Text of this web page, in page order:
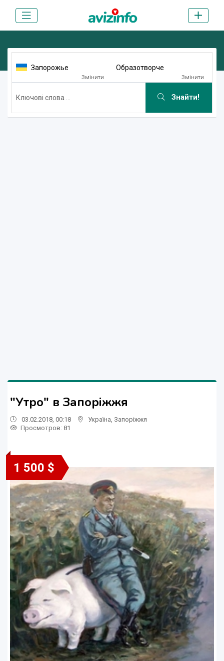
Запорожье
Змінити
Образотворче
Змінити
Знайти!
"Утро" в Запоріжжя
03.02.2018, 00:18 Україна Запоріжжя
Просмотров: 81
1 500 $